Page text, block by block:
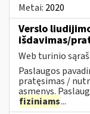
Metai: 2020
Verslo
išdavimas/
Web turinio
Paslaugos
pratęsimas /
asmenys.
fiziniams...